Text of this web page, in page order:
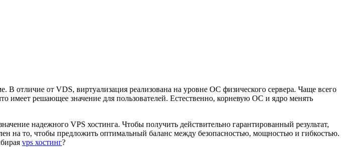
отличие от VDS, виртуализация реализована на уровне ОС физического сервера. Чаще всего
решающее значение для пользователей. Естественно, корневую ОС и ядро менять
надежного VPS хостинга. Чтобы получить действительно гарантированный результат,
на то, чтобы предложить оптимальный баланс между безопасностью, мощностью и гибкостью.
vps хостинг?